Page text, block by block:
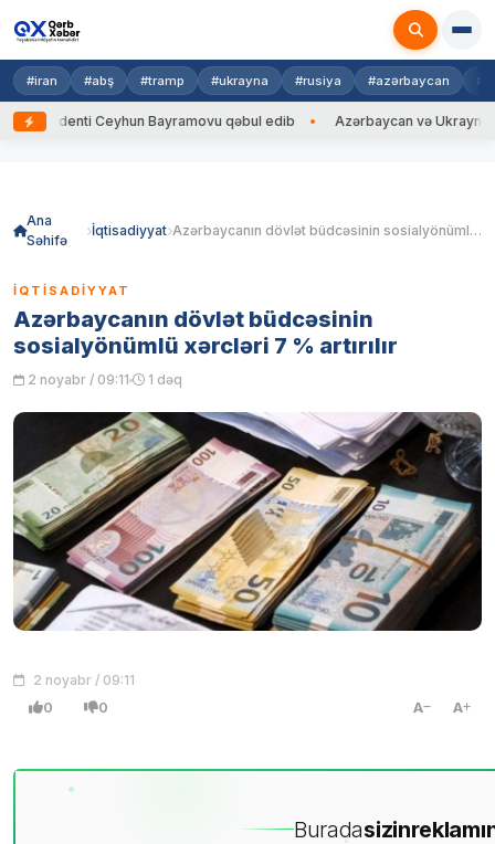
#iran #abş #tramp #ukrayna #rusiya #azərbaycan
Ceyhun Bayramovu qəbul edib Azərbaycan və Ukrayna XİN
Ana
Səhifə
İqtisadiyyat Azərbaycanın dövlət büdcəsinin sosialyönümlü xərcləri 7 % artırılır
İQTISADIYYAT
Azərbaycanın dövlət büdcəsinin
sosialyönümlü xərcləri 7 % artırılır
2 noyabr / 09:11 1 dəq
2 noyabr / 09:11
0 0 A A
Buradasizin